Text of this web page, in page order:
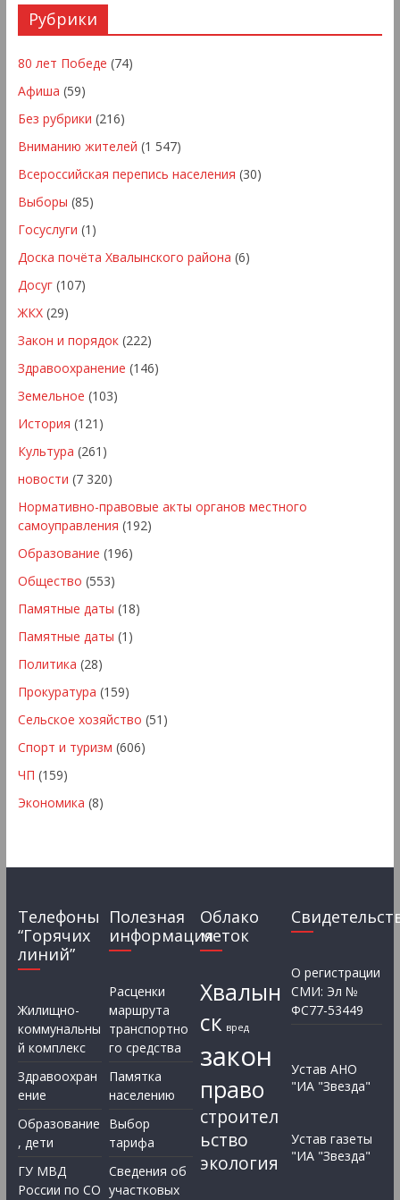
Рубрики
80 лет Победе (74)
Афиша (59)
Без рубрики (216)
Вниманию жителей (1 547)
Всероссийская перепись населения (30)
Выборы (85)
Госуслуги (1)
Доска почёта Хвалынского района (6)
Досуг(107)
ЖКХ(29)
Закон и порядок(222)
Здравоохранение (146)
Земельное (103)
История (121)
Культура (261)
новости (7 320)
Нормативно-правовые акты органов местного
самоуправления (192)
Образование (196)
Общество (553)
Памятные даты (18)
Памятные даты (1)
Политика (28)
Прокуратура (159)
Сельское хозяйство (51)
Спорт и туризм (606)
ЧП (159)
Экономика (8)
Телефоны
“Горячих
линий”
Жилищно-
коммунальны
й комплекс
Здравоохран
ение
Образование
, дети
ГУ МВД
России по СО
Полезная
информация
Расценки
маршрута
транспортно
го средства
Памятка
населению
Выбор
тарифа
Сведения об
участковых
Облако
меток
Хвалын
ск вред
закон
право
строител
ьство
экология
О регистрации
СМИ: Эл №
ФС77-53449
Устав АНО
"ИА "Звезда"
Устав газеты
"ИА "Звезда"